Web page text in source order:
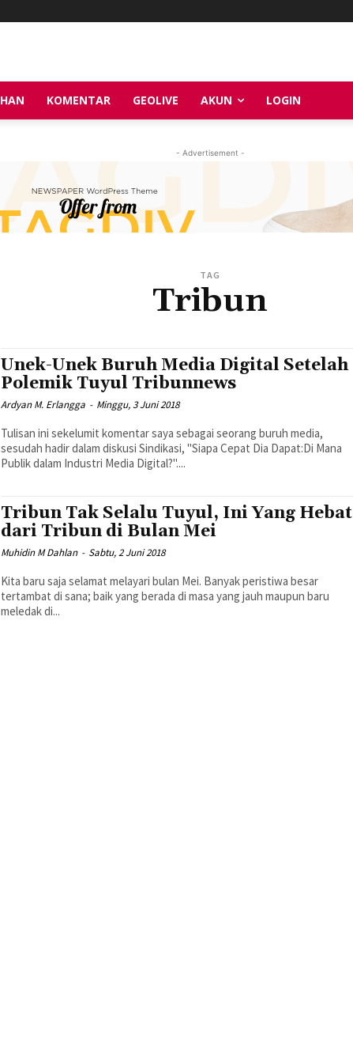
KOMENTAR GEOLIVE AKUN LOGIN
- Advertisement -
TAG
Tribun
Unek-Unek Buruh Media Digital Setelah
Polemik Tuyul Tribunnews
Ardyan M. Erlangga - Minggu, 3 Juni 2018
Tulisan ini sekelumit komentar saya sebagai seorang buruh media,
sesudah hadir dalam diskusi Sindikasi, "Siapa Cepat Dia Dapat:Di Mana
Publik dalam Industri Media Digital?"....
Tribun Tak Selalu Tuyul, Ini Yang Hebat
dari Tribun di Bulan Mei
Muhidin M Dahlan - Sabtu, 2 Juni 2018
Kita baru saja selamat melayari bulan Mei. Banyak peristiwa besar
tertambat di sana; baik yang berada di masa yang jauh maupun baru
meledak di...